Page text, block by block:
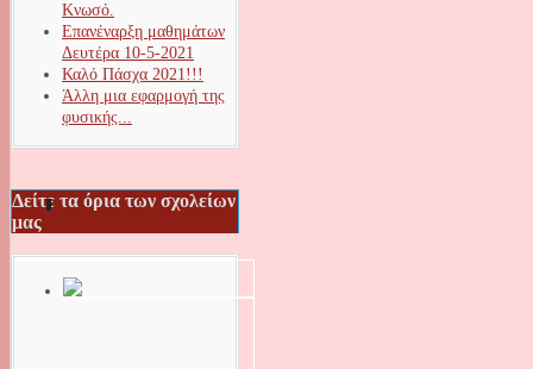
Κνωσό.
Επανέναρξη μαθημάτων
Δευτέρα 10-5-2021
Καλό Πάσχα 2021!!!
Άλλη μια εφαρμογή της
φυσικής...
Δείτε τα όρια των σχολείων
μας